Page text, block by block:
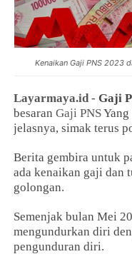
Kenaikan Gaji PNS 2023
Layarmaya.id-Gaji
besaranGaji PNS
jelasnya, simak terus
Berita gembira untuk
ada kenaikan gaji dan
golongan.
Semenjak bulan Mei
mengundurkan diri
pengunduran diri.